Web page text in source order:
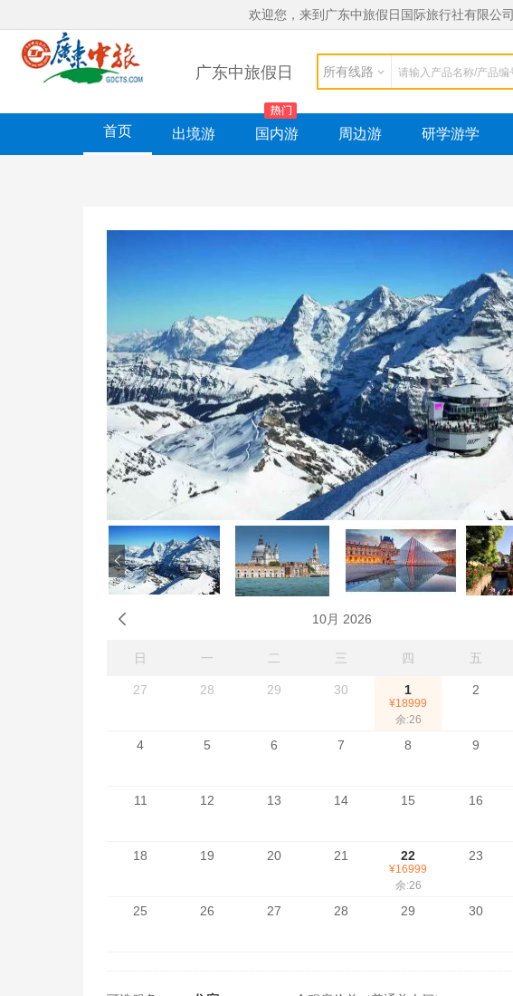
欢迎您，来到广东中旅假日国际旅行社有限公司
广东中旅假日 所有线路
首页 出境游 国内游 周边游 研学游学

10月 2026
日 一 二 三 四 五
27 28 29 30 1
¥18999
余:26
2
4 5 6 7 8 9
11 12 13 14 15 16
18 19 20 21 22
¥16999
余:26
23
25 26 27 28 29 30